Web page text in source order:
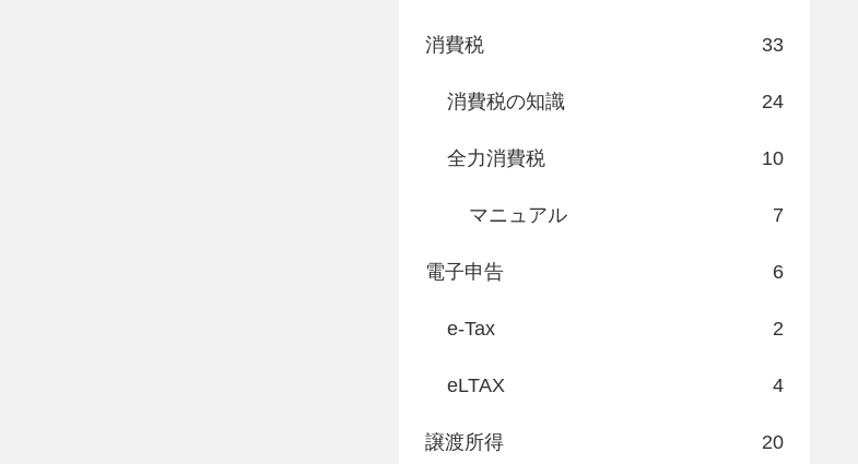
消費税 33
消費税の知識 24
全力消費税 10
マニュアル 7
電子申告 6
e-Tax 2
eLTAX 4
譲渡所得 20